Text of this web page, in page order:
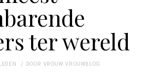
ter wereld
DOOR VROUW VROUWBLOG